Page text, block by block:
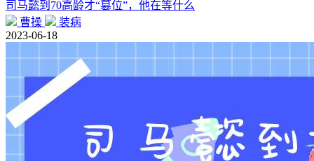
司马懿到70高龄才“篡位”，他在等什么
曹操
装病
2023-06-18